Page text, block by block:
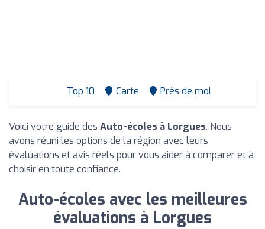
Top 10 Carte Près de moi
Voici votre guide des Auto-écoles à Lorgues. Nous
avons réuni les options de la région avec leurs
évaluations et avis réels pour vous aider à comparer et à
choisir en toute confiance.
Auto-écoles avec les meilleures
évaluations à Lorgues